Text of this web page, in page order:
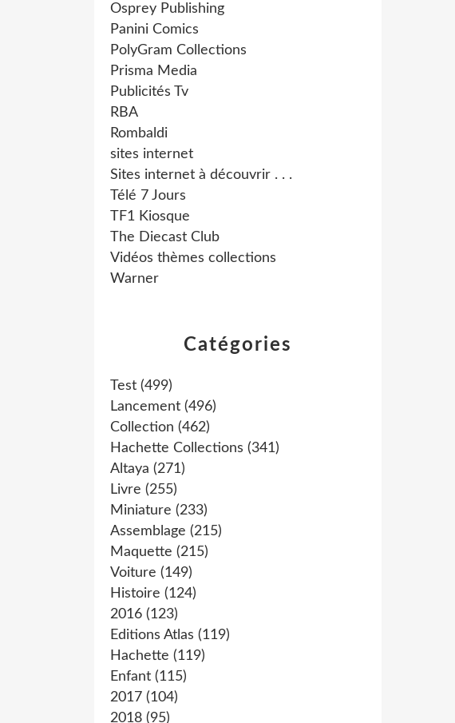
Catégories
Test (499)
Lancement (496)
Collection (462)
Hachette Collections (341)
Altaya (271)
Livre (255)
Miniature (233)
Assemblage (215)
Maquette (215)
Voiture (149)
Histoire (124)
2016 (123)
Editions Atlas (119)
Hachette (119)
Enfant (115)
2017 (104)
2018 (95)
Osprey Publishing
Panini Comics
PolyGram Collections
Prisma Media
Publicités Tv
RBA
Rombaldi
sites internet
Sites internet à découvrir . . .
Télé 7 Jours
TF1 Kiosque
The Diecast Club
Vidéos thèmes collections
Warner